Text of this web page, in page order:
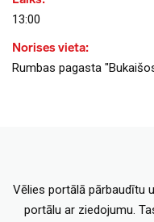
13:00
Norises vieta:
Rumbas pagasta
Vēlies portālā pārbaudītu
portālu ar ziedojumu.